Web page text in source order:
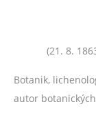
(21. 8.
Botanik,
autor